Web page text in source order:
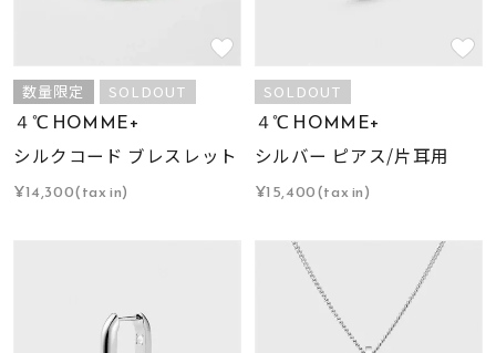
数量限定 SOLDOUT
４℃ HOMME+
シルクコード ブレスレット
¥14,300(tax in)
SOLDOUT
４℃ HOMME+
シルバー ピアス/片耳用
¥15,400(tax in)